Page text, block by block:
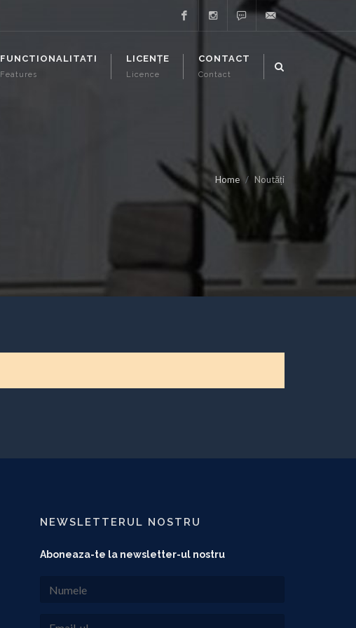
support@executor-
it.ro
FUNCTIONALITATI
Features
LICENȚE
Licence
CONTACT
Contact
Home Noutăți
NEWSLETTERUL NOSTRU
Aboneaza-te la newsletter-ul nostru